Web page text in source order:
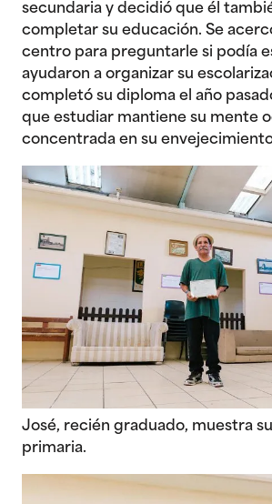
secundaria y decidió que él
completar su educación. Se
centro para preguntarle si podía
ayudaron a organizar su
completó su diploma el año
que estudiar mantiene su mente
concentrada en su
José, recién graduado, muestra
primaria.